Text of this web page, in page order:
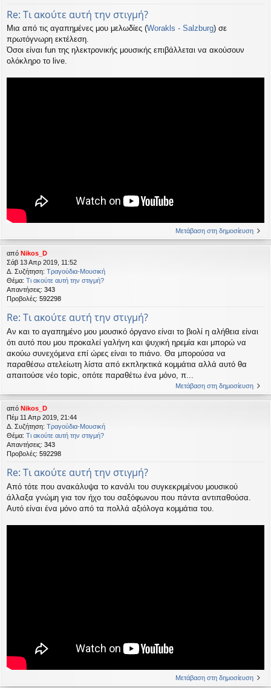
Re: Τι ακούτε αυτή την στιγμή?
Μια από τις αγαπημένες μου μελωδίες (Worakls - Salzburg) σε
πρωτόγνωρη εκτέλεση.
Όσοι είναι fun της ηλεκτρονικής μουσικής επιβάλλεται να ακούσουν
ολόκληρο το live.
Μετάβαση στη δημοσίευση
από Nikos_D
Σάβ 13 Απρ 2019, 11:52
Δ. Συζήτηση: Τραγούδια-Μουσική
Θέμα: Τι ακούτε αυτή την στιγμή?
Απαντήσεις: 343
Προβολές: 592298
Re: Τι ακούτε αυτή την στιγμή?
Αν και το αγαπημένο μου μουσικό όργανο είναι το βιολί η αλήθεια είναι
ότι αυτό που μου προκαλεί γαλήνη και ψυχική ηρεμία και μπορώ να
ακούω συνεχόμενα επί ώρες είναι το πιάνο. Θα μπορούσα να
παραθέσω ατελείωτη λίστα από εκπληκτικά κομμάτια αλλά αυτό θα
απαιτούσε νέο topic, οπότε παραθέτω ένα μόνο, π...
Μετάβαση στη δημοσίευση
από Nikos_D
Πέμ 11 Απρ 2019, 21:44
Δ. Συζήτηση: Τραγούδια-Μουσική
Θέμα: Τι ακούτε αυτή την στιγμή?
Απαντήσεις: 343
Προβολές: 592298
Re: Τι ακούτε αυτή την στιγμή?
Από τότε που ανακάλυψα το κανάλι του συγκεκριμένου μουσικού
άλλαξα γνώμη για τον ήχο του σαξόφωνου που πάντα αντιπαθούσα.
Αυτό είναι ένα μόνο από τα πολλά αξιόλογα κομμάτια του.
Μετάβαση στη δημοσίευση